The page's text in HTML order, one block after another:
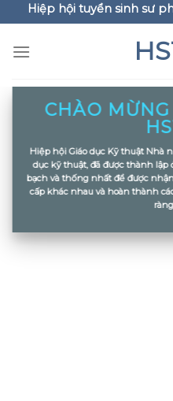
content
Hiệp hội tuyển sinh sư
CHÀO
Hiệp hội Giáo dục Kỹ thuật Nhà
dục kỹ thuật, đã được thành
bạch và thống nhất để được
cấp khác nhau và hoàn thành